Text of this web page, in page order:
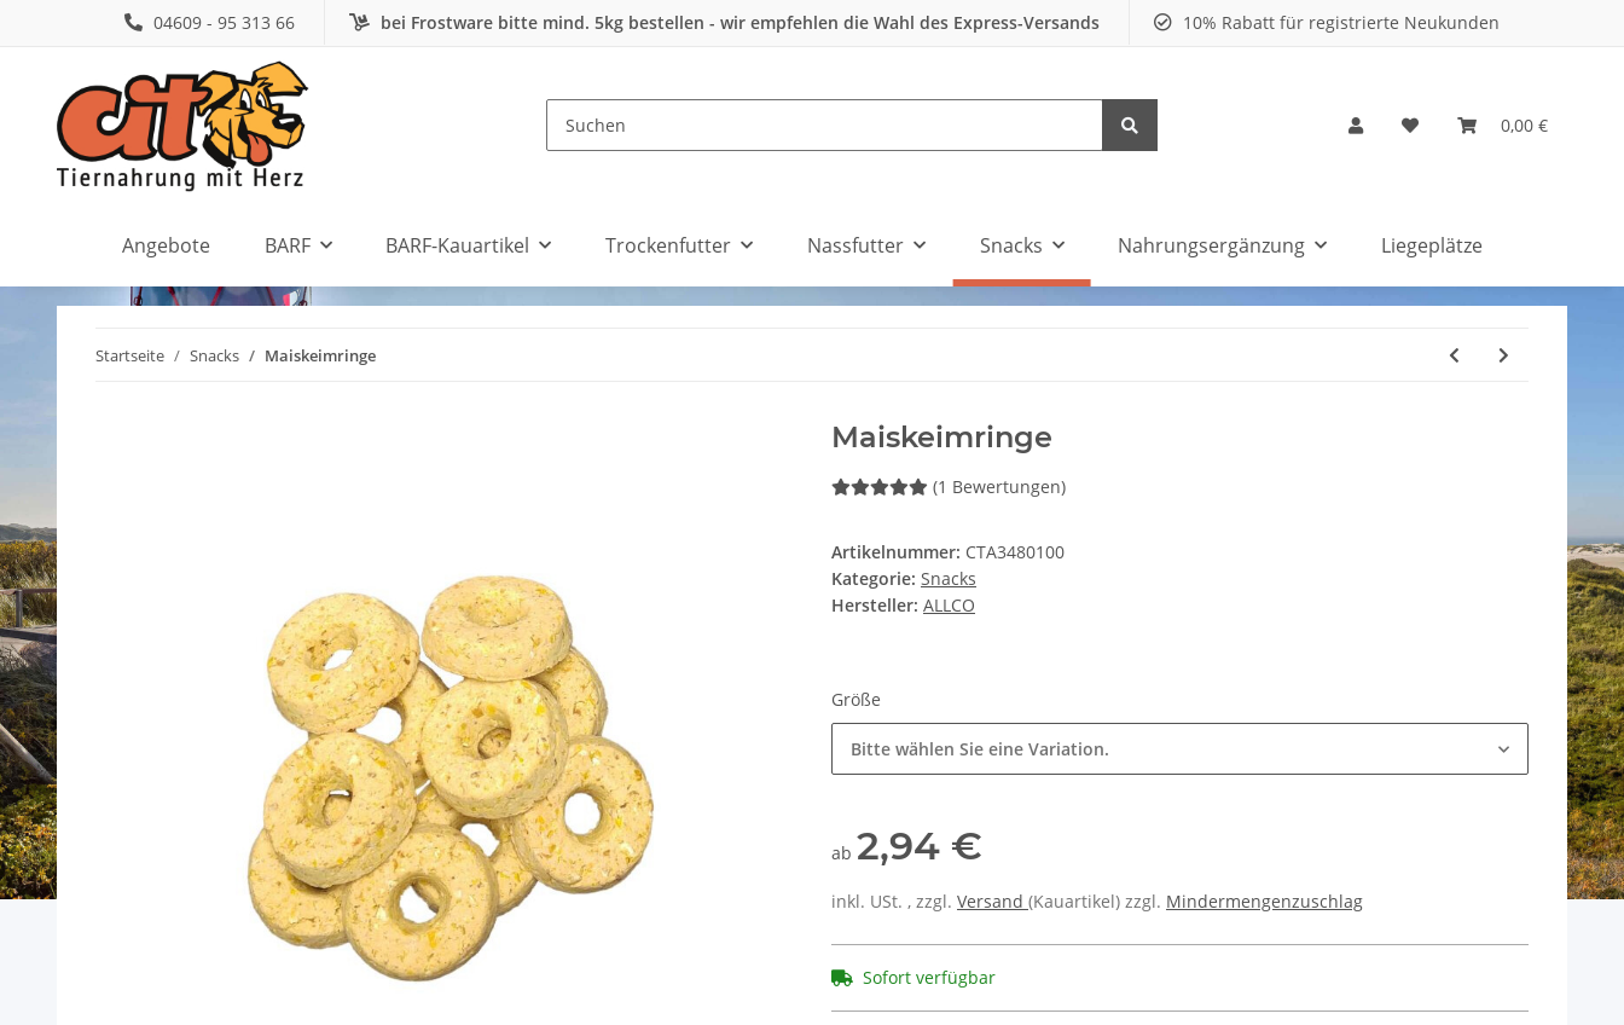
04609 - 95 313 66 bei Frostware bitte mind. 5kg bestellen - wir empfehlen die Wahl des Express-Versands 10% Rabatt für registrierte Neukunden
0,00 €
Angebote BARF BARF-Kauartikel Trockenfutter Nassfutter Snacks Nahrungsergänzung Liegeplätze
Startseite Snacks Maiskeimringe
Maiskeimringe
(1 Bewertungen)
Artikelnummer: CTA3480100
Kategorie: Snacks
Hersteller: ALLCO
Größe
Bitte wählen Sie eine Variation.
ab 2,94 €
inkl. USt. , zzgl. Versand (Kauartikel) zzgl. Mindermengenzuschlag
Sofort verfügbar